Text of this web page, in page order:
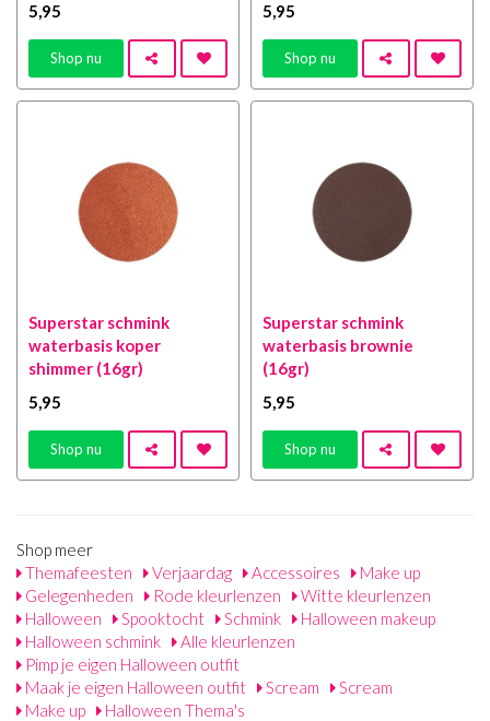
5,95
Shop nu
5,95
Shop nu
Superstar schmink
waterbasis koper
shimmer (16gr)
5,95
Shop nu
Superstar schmink
waterbasis brownie
(16gr)
5,95
Shop nu
Shop meer
Themafeesten
Verjaardag Accessoires
Make up
Gelegenheden
Rode kleurlenzen
Witte kleurlenzen
Halloween
Spooktocht Schmink
Halloween makeup
Halloween schmink
Alle kleurlenzen
Pimp je eigen Halloween outfit
Maak je eigen Halloween outfit
Scream
Scream
Make up
Halloween Thema's